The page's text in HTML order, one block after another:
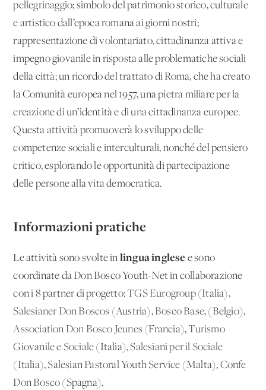
pellegrinaggio; simbolo del patrimonio storico, culturale
e artistico dall’epoca romana ai giorni nostri;
rappresentazione di volontariato, cittadinanza attiva e
impegno giovanile in risposta alle problematiche sociali
della città; un ricordo del trattato di Roma, che ha creato
la Comunità europea nel 1957, una pietra miliare per la
creazione di un’identità e di una cittadinanza europee.
Questa attività promuoverà lo sviluppo delle
competenze sociali e interculturali, nonché del pensiero
critico, esplorando le opportunità di partecipazione
delle persone alla vita democratica.
Informazioni pratiche
Le attività sono svolte in lingua inglese e sono
coordinate da Don Bosco Youth-Net in collaborazione
con i 8 partner di progetto:TGS Eurogroup(Italia),
Salesianer Don Boscos (Austria), Bosco Base, (Belgio),
Association Don Bosco Jeunes (Francia),Turismo
Giovanile e Sociale (Italia),Salesiani per il Sociale
(Italia),Salesian Pastoral Youth Service (Malta), Confe
Don Bosco (Spagna).